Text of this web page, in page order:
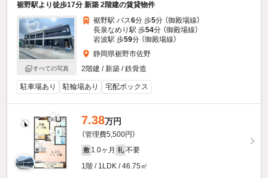
裾野駅より徒歩17分 新築 2階建の賃貸物件
すべての写真
裾野駅 バス6分 歩5分 （御殿場線）
長泉なめり駅 歩54分 （御殿場線）
岩波駅 歩59分 （御殿場線）
静岡県裾野市佐野
2階建 / 新築 / 鉄骨造
駐車場あり 駐輪場あり 宅配ボックス
7.38万円
（管理費5,500円）
敷 1.0ヶ月 礼 不要
1階 / 1LDK / 46.75㎡